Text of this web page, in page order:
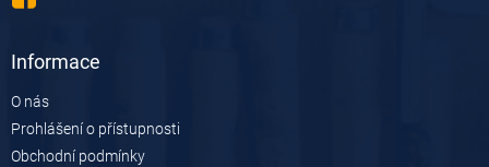
Informace
O nás
Prohlášení o přístupnosti
Obchodní podmínky